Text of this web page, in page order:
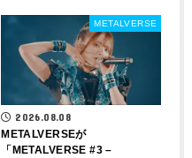
METALVERSE
2026.08.08
METALVERSEが
「METALVERSE #3 –